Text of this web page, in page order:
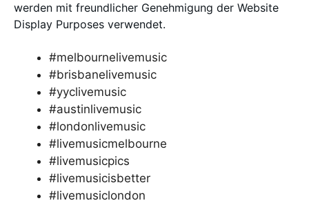
werden mit freundlicher Genehmigung der Website
Display Purposes verwendet.
#melbournelivemusic
#brisbanelivemusic
#yyclivemusic
#austinlivemusic
#londonlivemusic
#livemusicmelbourne
#livemusicpics
#livemusicisbetter
#livemusiclondon